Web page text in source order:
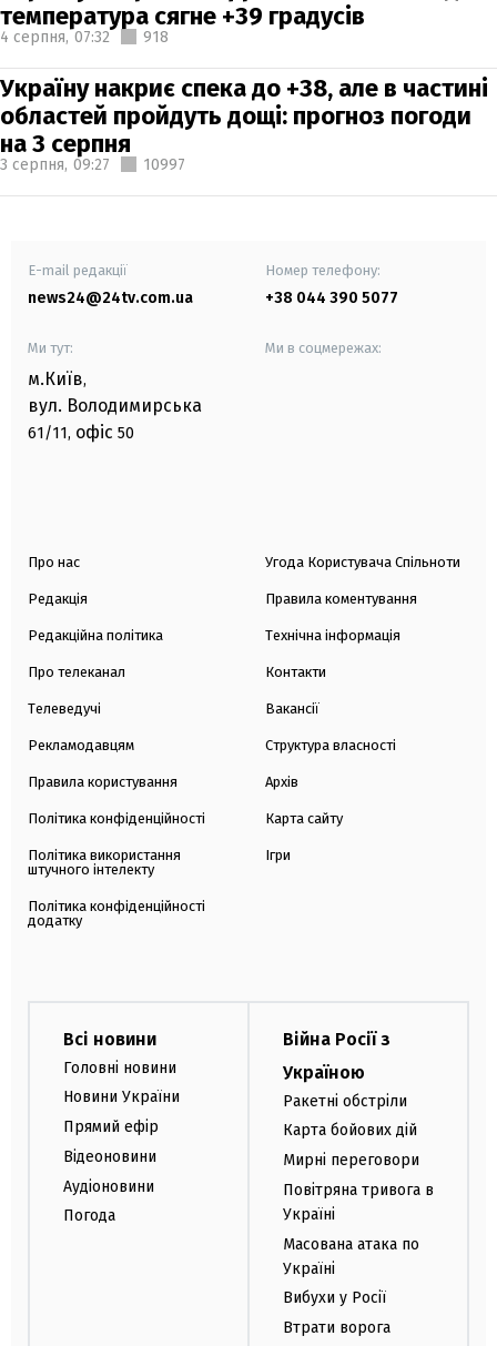
температура сягне +39 градусів
4 серпня, 07:32 918
Україну накриє спека до +38, але в частині
областей пройдуть дощі: прогноз погоди
на 3 серпня
3 серпня, 09:27 10997
E-mail редакції
news24@24tv.com.ua
Номер телефону:
+38 044 390 5077
Ми тут:
м.Київ,
вул. Володимирська
61/11, офіс 50
Ми в соцмережах:
Про нас
Редакція
Редакційна політика
Про телеканал
Телеведучі
Рекламодавцям
Правила користування
Політика конфіденційності
Політика використання
штучного інтелекту
Політика конфіденційності
додатку
Угода Користувача Спільноти
Правила коментування
Технічна інформація
Контакти
Вакансії
Структура власності
Архів
Карта сайту
Ігри
Всі новини
Головні новини
Новини України
Прямий ефір
Відеоновини
Аудіоновини
Погода
Війна Росії з
Україною
Ракетні обстріли
Карта бойових дій
Мирні переговори
Повітряна тривога в
Україні
Масована атака по
Україні
Вибухи у Росії
Втрати ворога